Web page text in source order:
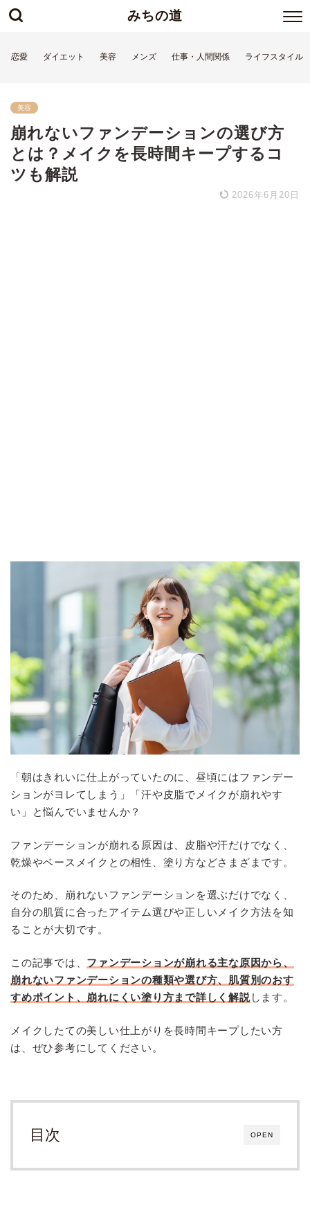
みちの道
恋愛 ダイエット 美容 メンズ 仕事・人間関係 ライフスタイル
美容
崩れないファンデーションの選び方
とは？メイクを長時間キープするコ
ツも解説
2026年6月20日
「朝はきれいに仕上がっていたのに、昼頃にはファンデー
ションがヨレてしまう」「汗や皮脂でメイクが崩れやす
い」と悩んでいませんか？
ファンデーションが崩れる原因は、皮脂や汗だけでなく、
乾燥やベースメイクとの相性、塗り方などさまざまです。
そのため、崩れないファンデーションを選ぶだけでなく、
自分の肌質に合ったアイテム選びや正しいメイク方法を知
ることが大切です。
この記事では、 ファンデーションが崩れる主な原因から、
崩れないファンデーションの種類や選び方、肌質別のおす
すめポイント、崩れにくい塗り方まで詳しく解説 します。
メイクしたての美しい仕上がりを長時間キープしたい方
は、ぜひ参考にしてください。
OPEN
目次